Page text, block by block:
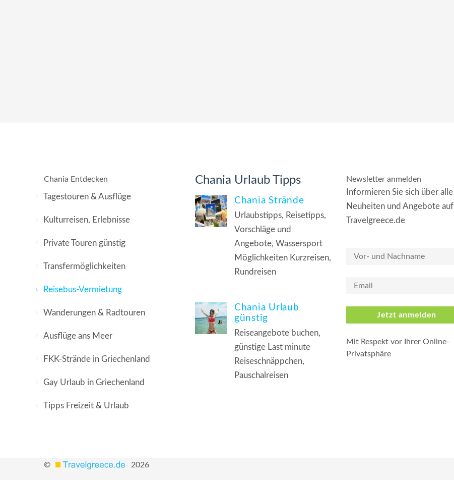
Chania Entdecken
Tagestouren & Ausflüge
Kulturreisen, Erlebnisse
Private Touren günstig
Transfermöglichkeiten
Reisebus-Vermietung
Wanderungen & Radtouren
Ausflüge ans Meer
FKK-Strände in Griechenland
Gay Urlaub in Griechenland
Tipps Freizeit & Urlaub
Chania Urlaub Tipps
Chania Strände
Urlaubstipps, Reisetipps,
Vorschläge und
Angebote, Wassersport
Möglichkeiten Kurzreisen,
Rundreisen
Chania Urlaub
günstig
Reiseangebote buchen,
günstige Last minute
Reiseschnäppchen,
Pauschalreisen
Newsletter anmelden
Informieren Sie sich über alle
Neuheiten und Angebote auf
Travelgreece.de
Jetzt anmelden
Mit Respekt vor Ihrer Online-
Privatsphäre
© 2026